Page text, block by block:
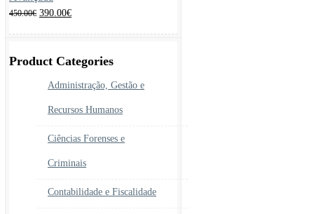
450.00€ O
preço
original
450.00€.
390.00€O
preço
atual
390.00€.
Product Categories
Administração, Gestão e
Recursos Humanos
Ciências Forenses e
Criminais
Contabilidade e Fiscalidade